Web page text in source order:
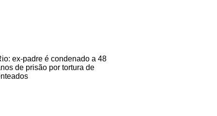
ex-padre é condenado a 48
de prisão por tortura de